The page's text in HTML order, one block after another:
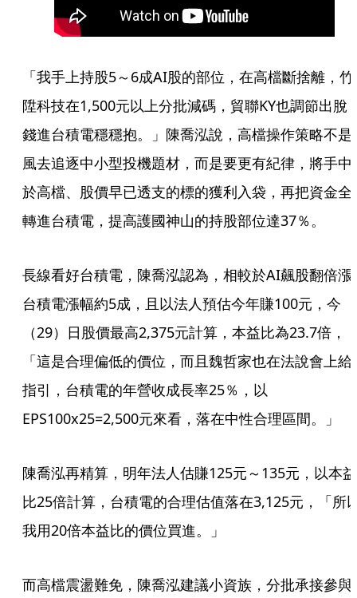
「我手上持股5～6成AI股的部位，在高檔斷捨離，竹
陞科技在1,500元以上分批減碼，貿聯KY也調節出脫
錢進台積電穩穩抱。」陳喬泓說，高檔操作策略不是
風去追逐中小型投機題材，而是要更有紀律，將手中
於高檔、股價早已透支的標的獲利入袋，再把資金全
轉進台積電，提高護國神山的持股部位達37％。
長線看好台積電，陳喬泓認為，相較於AI飆股翻倍漲
台積電漲幅約5成，且以法人預估今年賺100元，今
（29）日股價最高2,375元計算，本益比為23.7倍，
「這是合理偏低的價位，而且魏哲家也在法說會上給
指引，台積電的年營收成長率25％，以
EPS100x25=2,500元來看，落在中性合理區間。」
陳喬泓再精算，明年法人估賺125元～135元，以本益
比25倍計算，台積電的合理估值落在3,125元，「所
我用20倍本益比的價位買進。」
而高檔震盪難免，陳喬泓建議小資族，分批承接參與